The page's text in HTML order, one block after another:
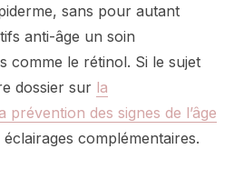
sans pour autant
anti-âge un soin
comme le rétinol. Si le sujet
dossier sur la
des signes de l’âge
complémentaires.